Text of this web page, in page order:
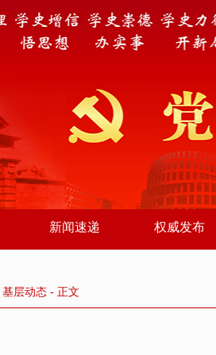
新闻速递 权威发布
基层动态 - 正文